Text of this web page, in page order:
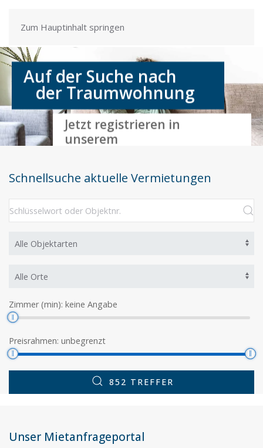
Zum Hauptinhalt springen
Mieter werben Mieter
Jetzt 150 Euro Prämie
sichern
Schnellsuche aktuelle Vermietungen
Zimmer (min): keine Angabe
Preisrahmen: unbegrenzt
852 TREFFER
Unser Mietanfrageportal